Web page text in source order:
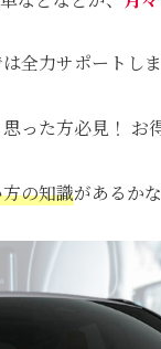
全力サポートしま
った方必見！ お
の知識があるか